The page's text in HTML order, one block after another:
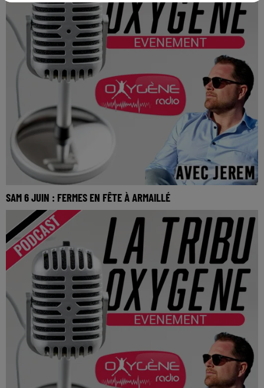
SAM 6 JUIN : FERMES EN FÊTE À ARMAILLÉ
SAM 6 JUIN : Fermes en fête à Armaillé